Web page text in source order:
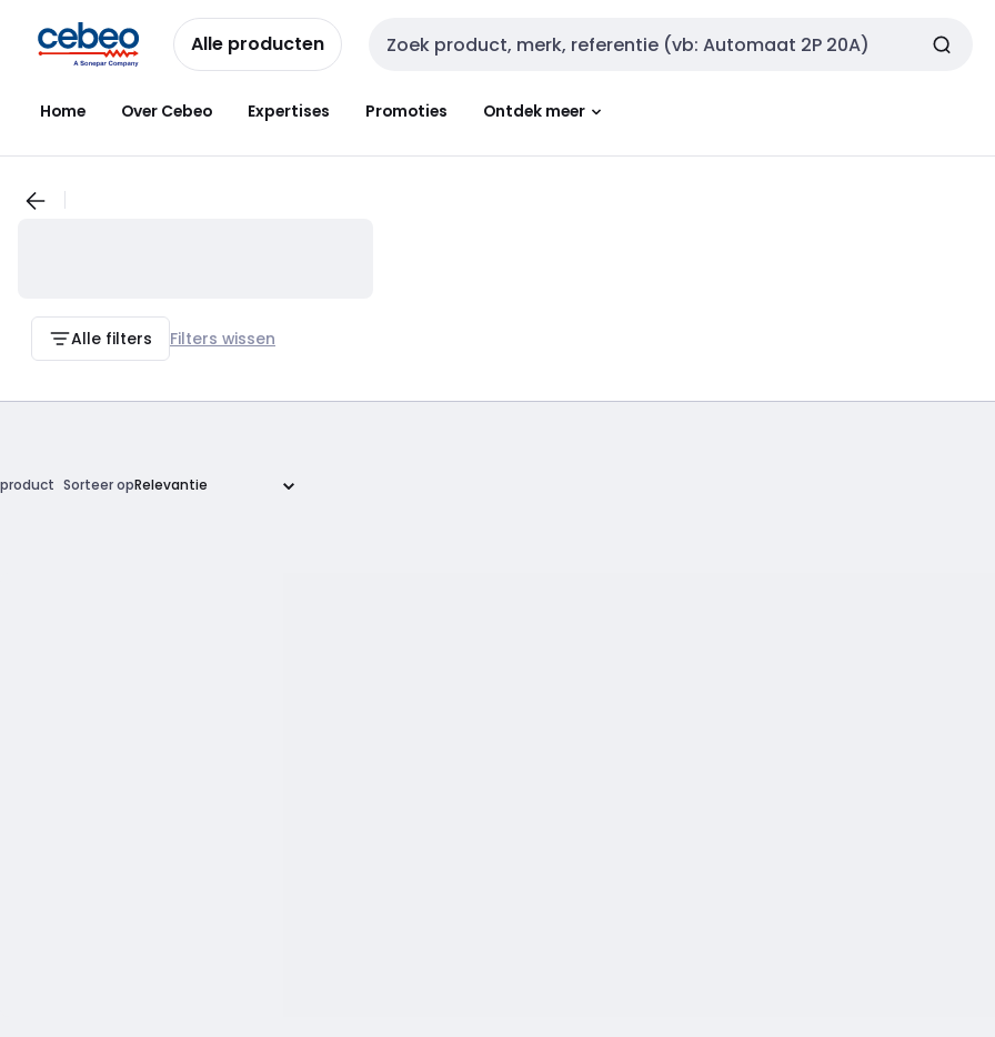
naar
navigatie
naar
inhoud
Alle producten Zoekveld invoer
Home Over Cebeo Expertises Promoties Ontdek meer
Alle filters Filters wissen
product Sorteer op